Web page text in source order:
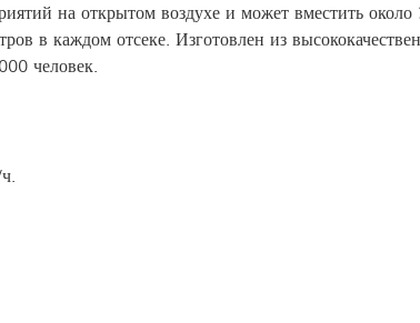
на открытом воздухе и может вместить
в каждом отсеке. Изготовлен из
человек.